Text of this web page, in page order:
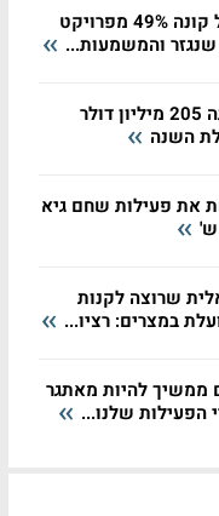
אמריקה ישראל קונה 49% מפרויקט
שנגזר והמשמעות...
נקסט ויז'ן חצתה 205 מיליון דולר
השנה
את פעילות שחם גיא
שרוצה לקנות
במצרים: רציו...
להיות מאתגר
הפעילות שלנו...